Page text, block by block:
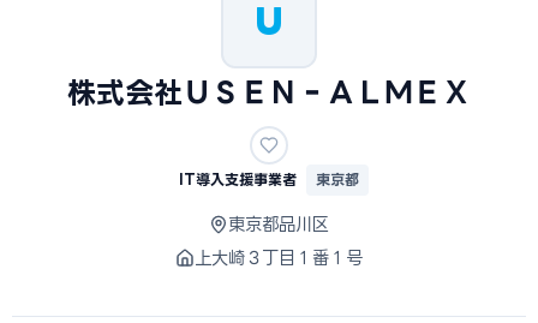
U
株式会社ＵＳＥＮ‐ＡＬＭＥＸ
IT導入支援事業者 東京都
東京都品川区
上大崎３丁目１番１号